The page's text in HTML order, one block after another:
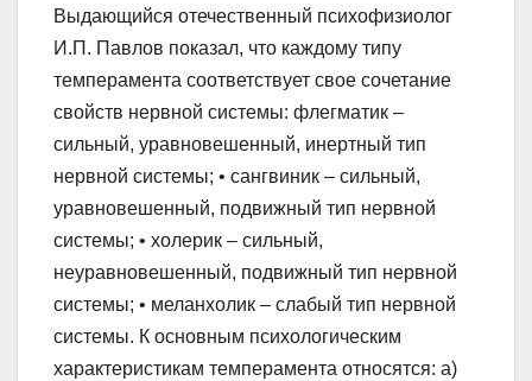
Выдающийся отечественный психофизиолог
И.П. Павлов показал, что каждому типу
темперамента соответствует свое сочетание
свойств нервной системы: флегматик –
сильный, уравновешенный, инертный тип
нервной системы; • сангвиник – сильный,
уравновешенный, подвижный тип нервной
системы; • холерик – сильный,
неуравновешенный, подвижный тип нервной
системы; • меланхолик – слабый тип нервной
системы. К основным психологическим
характеристикам темперамента относятся: а)